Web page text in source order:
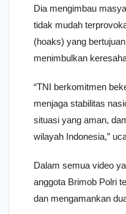
Dia mengimbau
tidak mudah
(hoaks) yang
menimbulkan
“TNI berkomitmen
menjaga stabilitas
situasi yang aman,
wilayah Indonesia,”
Dalam semua video
anggota Brimob Polri
dan mengamankan